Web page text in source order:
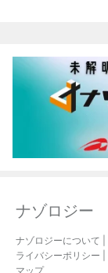
ナゾロジー
ナゾロジーについて
ライバシーポリシー
マップ